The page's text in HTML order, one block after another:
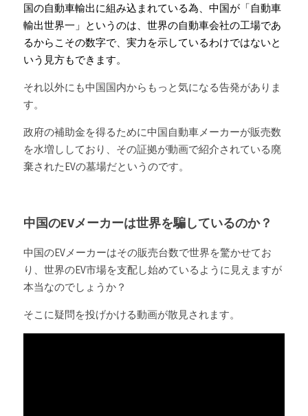
国の自動車輸出に組み込まれている為、中国が「自動車
輸出世界一」というのは、世界の自動車会社の工場であ
るからこその数字で、実力を示しているわけではないと
いう見方もできます。
それ以外にも中国国内からもっと気になる告発がありま
す。
政府の補助金を得るために中国自動車メーカーが販売数
を水増ししており、その証拠が動画で紹介されている廃
棄されたEVの墓場だというのです。
中国のEVメーカーは世界を騙しているのか？
中国のEVメーカーはその販売台数で世界を驚かせてお
り、世界のEV市場を支配し始めているように見えますが
本当なのでしょうか？
そこに疑問を投げかける動画が散見されます。